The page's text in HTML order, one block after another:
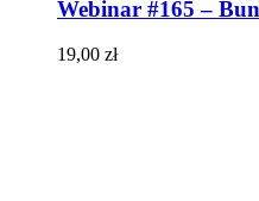
Webinar #165 –
19,00 zł